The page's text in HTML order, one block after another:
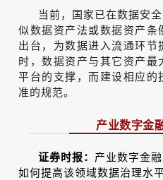
当前，国家已在数据安
似数据资产法或数据资产
出台，为数据进入流通环
时，数据资产与其它资产
平台的支撑，而建设相应
准的规范。
产业数字金
证券时报： 产业数字金
如何提高该领域数据治理水平